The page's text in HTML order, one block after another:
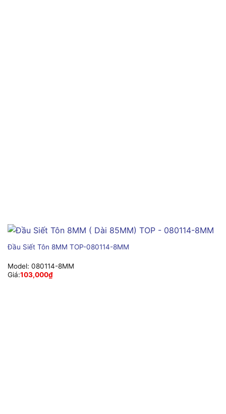
Đầu Siết Tôn 8MM TOP-080114-8MM
Model: 080114-8MM
Giá:103,000₫